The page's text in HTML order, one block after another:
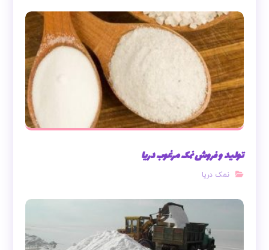
تولید و فروش نمک مرغوب دریا
نمک دریا